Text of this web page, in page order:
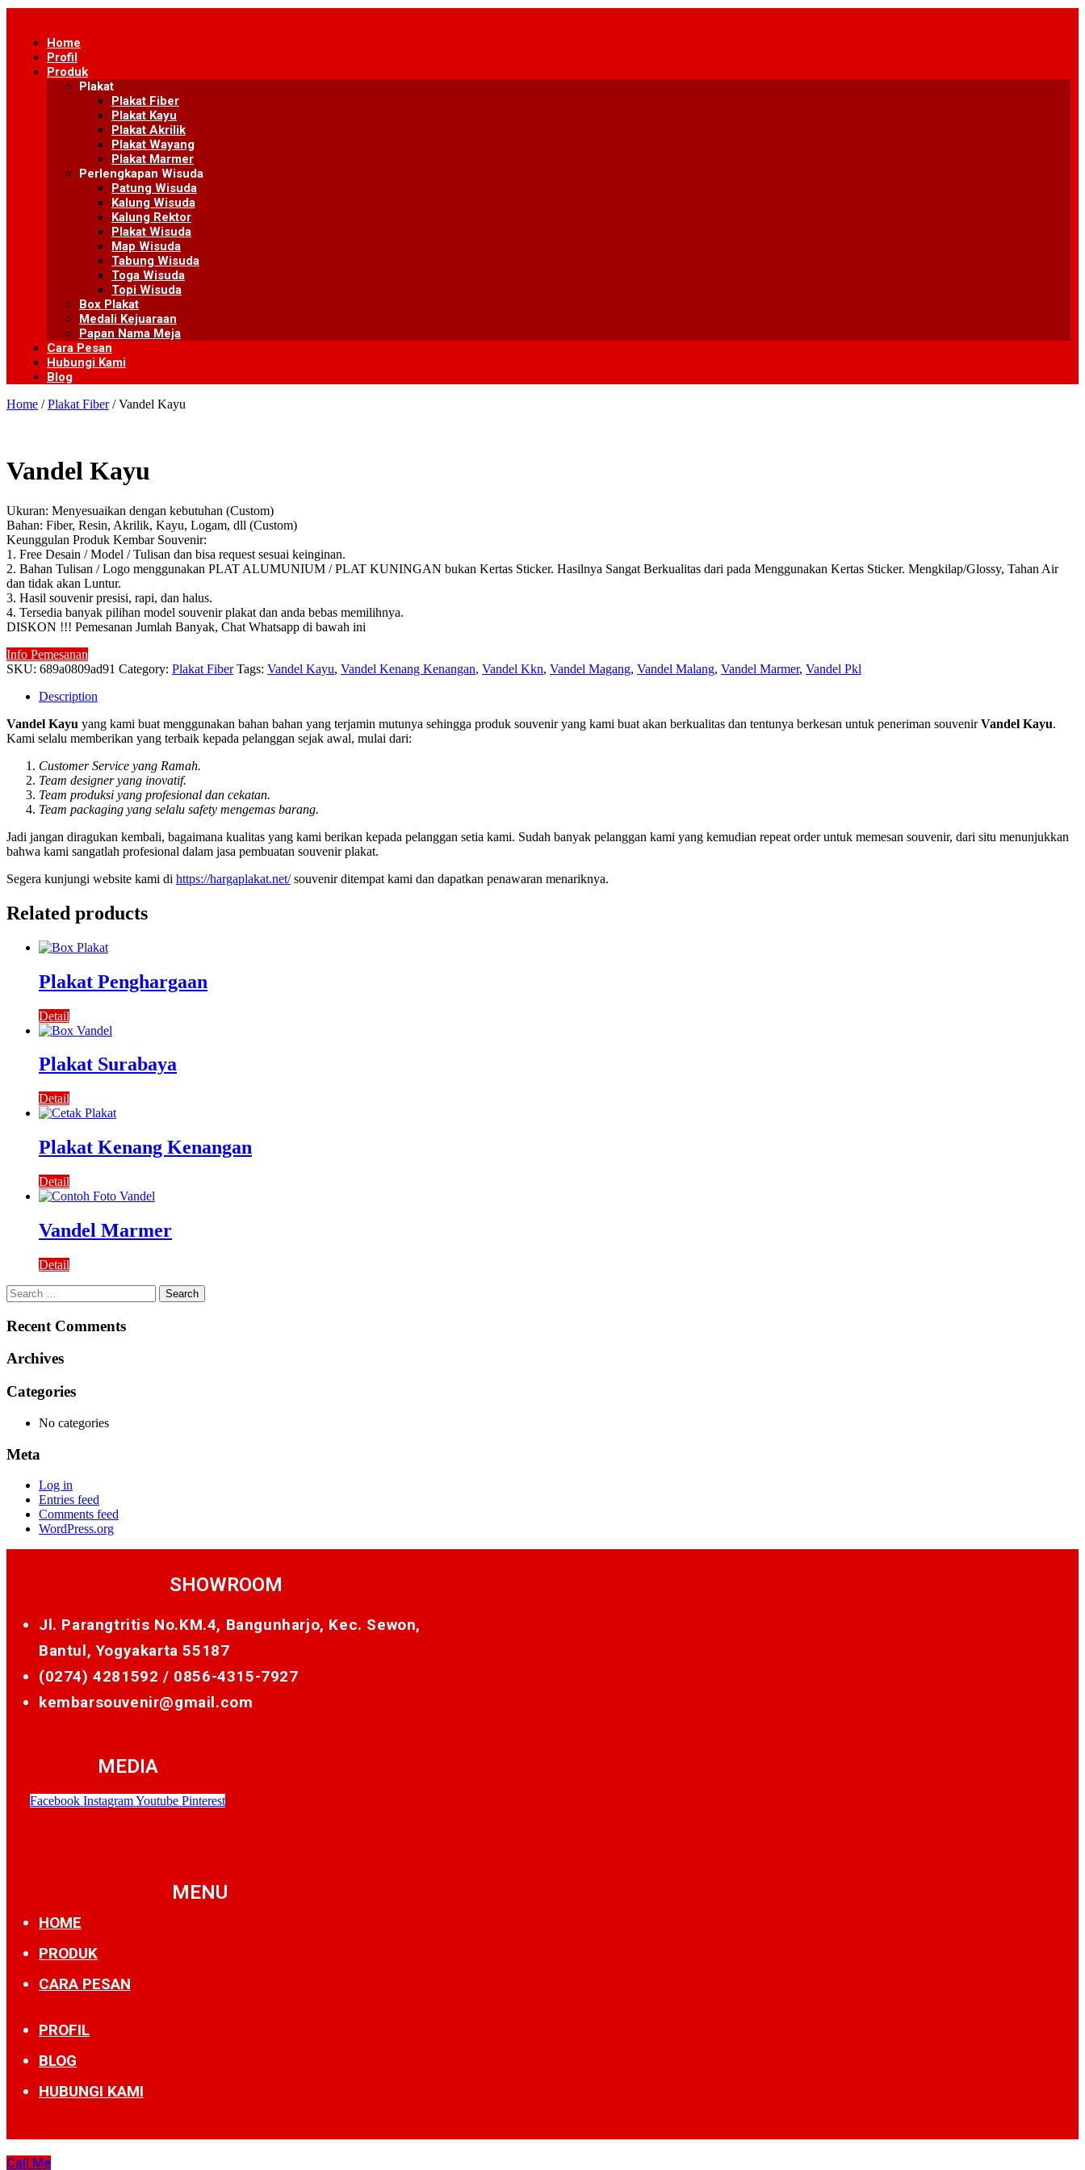
content
Home
Profil
Produk
Plakat
Plakat Fiber
Plakat Kayu
Plakat Akrilik
Plakat Wayang
Plakat Marmer
Perlengkapan Wisuda
Patung Wisuda
Kalung Wisuda
Kalung Rektor
Plakat Wisuda
Map Wisuda
Tabung Wisuda
Toga Wisuda
Topi Wisuda
Box Plakat
Medali Kejuaraan
Papan Nama Meja
Cara Pesan
Hubungi Kami
Blog
Home /Plakat Fiber/ Vandel Kayu
Vandel Kayu
Ukuran: Menyesuaikan dengan kebutuhan (Custom)
Bahan: Fiber, Resin, Akrilik, Kayu, Logam, dll (Custom)
Keunggulan Produk Kembar Souvenir:
1. Free Desain / Model / Tulisan dan bisa request sesuai keinginan.
2. Bahan Tulisan / Logo menggunakan PLAT ALUMUNIUM / PLAT KUNINGAN bukan Kertas Sticker. Hasilnya Sangat Berkualitas dari pada Menggunakan Kertas Sticker. Mengkilap/Glossy, Tahan Air
dan tidak akan Luntur.
3. Hasil souvenir presisi, rapi, dan halus.
4. Tersedia banyak pilihan model souvenir plakat dan anda bebas memilihnya.
DISKON !!! Pemesanan Jumlah Banyak, Chat Whatsapp di bawah ini
Info Pemesanan
SKU: 689a0809ad91 Category: Plakat Fiber Tags: Vandel Kayu, Vandel Kenang Kenangan, Vandel Kkn, Vandel Magang, Vandel Malang, Vandel Marmer, Vandel Pkl
Description
Vandel Kayu yang kami buat menggunakan bahan bahan yang terjamin mutunya sehingga produk souvenir yang kami buat akan berkualitas dan tentunya berkesan untuk peneriman souvenirVandel Kayu.
Kami selalu memberikan yang terbaik kepada pelanggan sejak awal, mulai dari:
Customer Service yang Ramah.
Team designer yang inovatif.
Team produksi yang profesional dan cekatan.
Team packaging yang selalu safety mengemas barang.
Jadi jangan diragukan kembali, bagaimana kualitas yang kami berikan kepada pelanggan setia kami. Sudah banyak pelanggan kami yang kemudian repeat order untuk memesan souvenir, dari situ menunjukkan
bahwa kami sangatlah profesional dalam jasa pembuatan souvenir plakat.
Segera kunjungi website kami di https://hargaplakat.net/souvenir ditempat kami dan dapatkan penawaran menariknya.
Related products
Plakat Penghargaan
Detail
Plakat Surabaya
Detail
Plakat Kenang Kenangan
Detail
Vandel Marmer
Detail
Search
for:
Recent Comments
Archives
Categories
No categories
Meta
Log in
Entries feed
Comments feed
WordPress.org
SHOWROOM
Jl. Parangtritis No.KM.4, Bangunharjo, Kec. Sewon,
Bantul, Yogyakarta 55187
(0274) 4281592 / 0856-4315-7927
kembarsouvenir@gmail.com
MEDIA
Facebook Instagram Youtube Pinterest
MENU
HOME
PRODUK
CARA PESAN
PROFIL
BLOG
HUBUNGI KAMI
Call Me